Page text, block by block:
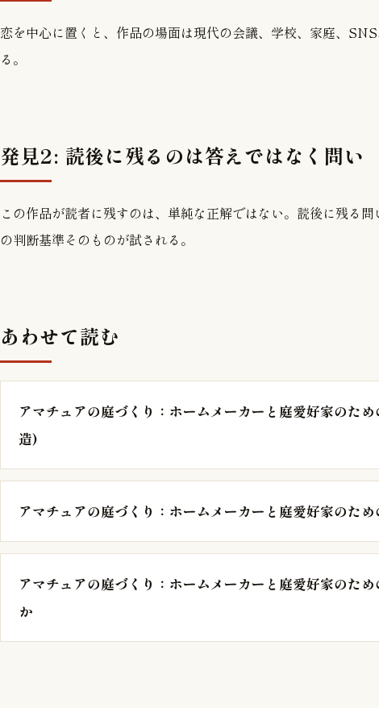
恋を中心に置くと、作品の場面は現代の会議、学校、家庭、
る。
発見2: 読後に残るのは答えではなく問い
この作品が読者に残すのは、単純な正解ではない。読後に残る
の判断基準そのものが試される。
あわせて読む
アマチュアの庭づくり：ホームメーカーと庭愛好家のた
造)
アマチュアの庭づくり：ホームメーカーと庭愛好家のた
アマチュアの庭づくり：ホームメーカーと庭愛好家のた
か